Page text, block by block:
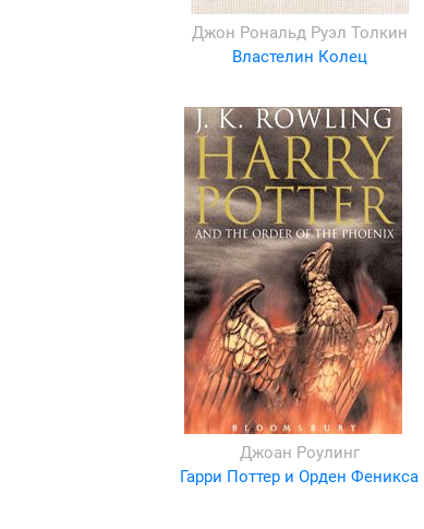
Джон Рональд Руэл Толкин
Властелин Колец
Джоан Роулинг
Гарри Поттер и Орден Феникса